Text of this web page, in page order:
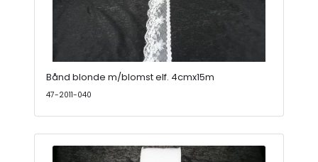
Bånd blonde m/blomst elf. 4cmx15m
47-2011-040